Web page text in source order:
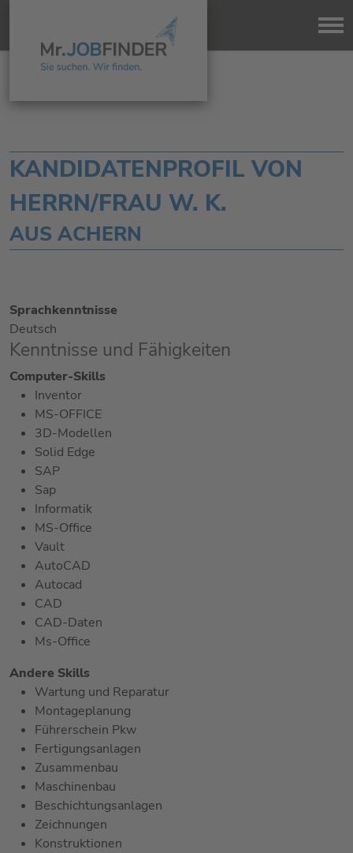
KANDIDATENPROFIL VON
HERRN/FRAU W. K.
AUS ACHERN
Sprachkenntnisse
Deutsch
Kenntnisse und Fähigkeiten
Computer-Skills
Inventor
MS-OFFICE
3D-Modellen
Solid Edge
SAP
Sap
Informatik
MS-Office
Vault
AutoCAD
Autocad
CAD
CAD-Daten
Ms-Office
Andere Skills
Wartung und Reparatur
Montageplanung
Führerschein Pkw
Fertigungsanlagen
Zusammenbau
Maschinenbau
Beschichtungsanlagen
Zeichnungen
Konstruktionen